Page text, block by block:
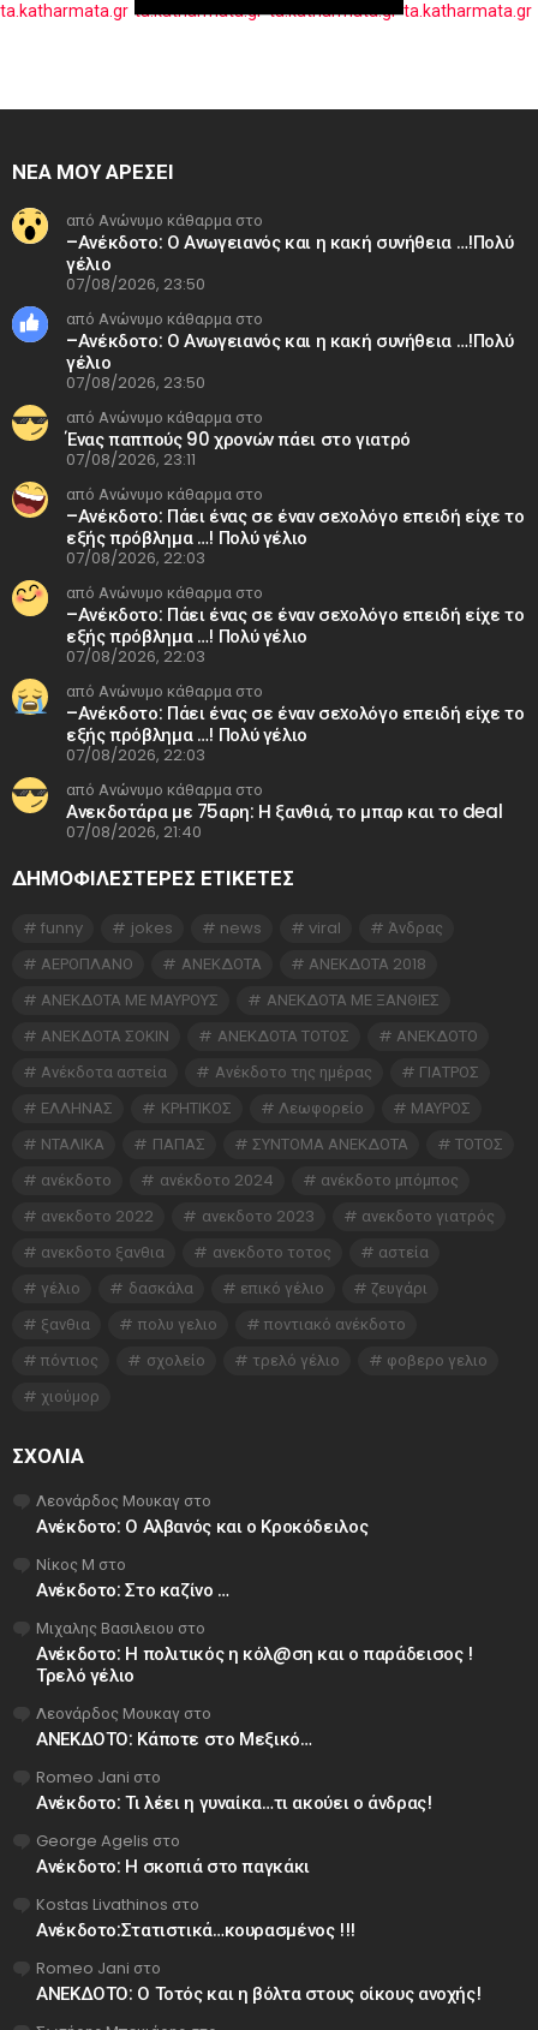
ΝΕΑ ΜΟΥ ΑΡΕΣΕΙ
από Ανώνυμο κάθαρμα στο
–Ανέκδοτο: Ο Ανωγειανός και η κακή συνήθεια …!Πολύ
γέλιο
07/08/2026, 23:50
από Ανώνυμο κάθαρμα στο
–Ανέκδοτο: Ο Ανωγειανός και η κακή συνήθεια …!Πολύ
γέλιο
07/08/2026, 23:50
από Ανώνυμο κάθαρμα στο
Ένας παππούς 90 χρονών πάει στο γιατρό
07/08/2026, 23:11
από Ανώνυμο κάθαρμα στο
–Ανέκδοτο: Πάει ένας σε έναν σεxολόγο επειδή είχε το
εξής πρόβλημα …! Πολύ γέλιο
07/08/2026, 22:03
από Ανώνυμο κάθαρμα στο
–Ανέκδοτο: Πάει ένας σε έναν σεxολόγο επειδή είχε το
εξής πρόβλημα …! Πολύ γέλιο
07/08/2026, 22:03
από Ανώνυμο κάθαρμα στο
–Ανέκδοτο: Πάει ένας σε έναν σεxολόγο επειδή είχε το
εξής πρόβλημα …! Πολύ γέλιο
07/08/2026, 22:03
από Ανώνυμο κάθαρμα στο
Ανεκδοτάρα με 75αρη: Η ξανθιά, το μπαρ και το deal
07/08/2026, 21:40
ΔΗΜΟΦΙΛΕΣΤΕΡΕΣ ΕΤΙΚΈΤΕΣ
funny jokes news viral
Άνδρας
ΑΕΡΟΠΛΑΝΟ
ΑΝΕΚΔΟΤΑ
ΑΝΕΚΔΟΤΑ 2018
ΑΝΕΚΔΟΤΑ ΜΕ ΜΑΥΡΟΥΣ
ΑΝΕΚΔΟΤΑ ΜΕ ΞΑΝΘΙΕΣ
ΑΝΕΚΔΟΤΑ ΣΟΚΙΝ
ΑΝΕΚΔΟΤΑ ΤΟΤΟΣ
ΑΝΕΚΔΟΤΟ
Ανέκδοτα αστεία
Ανέκδοτο της ημέρας
ΓΙΑΤΡΟΣ
ΕΛΛΗΝΑΣ
ΚΡΗΤΙΚΟΣ Λεωφορείο
ΜΑΥΡΟΣ
ΝΤΑΛΙΚΑ
ΠΑΠΑΣ ΣΥΝΤΟΜΑ ΑΝΕΚΔΟΤΑ
ΤΟΤΟΣ
ανέκδοτο
ανέκδοτο 2024
ανέκδοτο μπόμπος
ανεκδοτο 2022
ανεκδοτο 2023
ανεκδοτο γιατρός
ανεκδοτο ξανθια
ανεκδοτο τοτος
αστεία
γέλιο
δασκάλα επικό γέλιο
ζευγάρι
ξανθια
πολυ γελιο
ποντιακό ανέκδοτο
πόντιος
σχολείο τρελό γέλιο
φοβερο γελιο
χιούμορ
ΣΧΌΛΙΑ
Λεονάρδος Μουκαγ στο
Ανέκδοτο: Ο Αλβανός και ο Κροκόδειλος
Νίκος Μ στο
Ανέκδοτο: Στο καζίνο …
Μιχαλης Βασιλειου στο
Ανέκδοτο: Η πολιτικός η κόλ@ση και ο παράδεισος !
Τρελό γέλιο
Λεονάρδος Μουκαγ στο
ΑΝΕΚΔΟΤΟ: Κάποτε στο Μεξικό…
Romeo Jani στο
Ανέκδοτο: Τι λέει η γυναίκα…τι ακούει ο άνδρας!
George Agelis στο
Ανέκδοτο: Η σκοπιά στο παγκάκι
Kostas Livathinos στο
Ανέκδοτο:Στατιστικά…κουρασμένος !!!
Romeo Jani στο
ΑΝΕΚΔΟΤΟ: Ο Τοτός και η βόλτα στους οίκους ανοχής!